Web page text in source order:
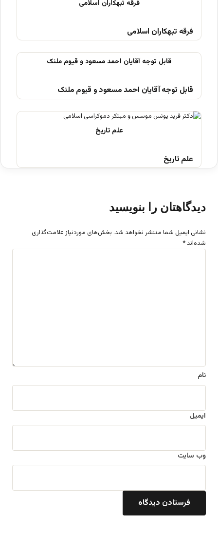
فرقه تبهکاران اسلامی
قابل توجه آقایان احمد مسعود و قیوم ملنک
علم تاریخ
دیدگاهتان را بنویسید
نشانی ایمیل شما منتشر نخواهد شد. بخش‌های موردنیاز علامت‌گذاری
شده‌اند *
نام
ایمیل
وب‌ سایت